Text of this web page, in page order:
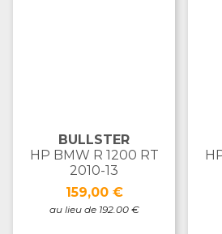
BULLSTER
HP BMW R 1200 RT
2010-13
Prix
159,00 €
au lieu de 192.00 €